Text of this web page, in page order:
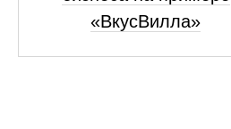
«ВкусВилла»